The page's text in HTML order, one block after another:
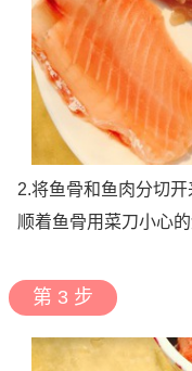
2.将鱼骨和鱼肉分切
顺着鱼骨用菜刀小心
第 3 步